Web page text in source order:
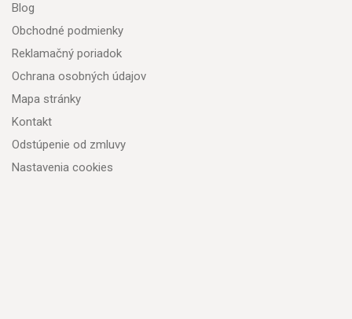
Blog
Obchodné podmienky
Reklamačný poriadok
Ochrana osobných údajov
Mapa stránky
Kontakt
Odstúpenie od zmluvy
Nastavenia cookies